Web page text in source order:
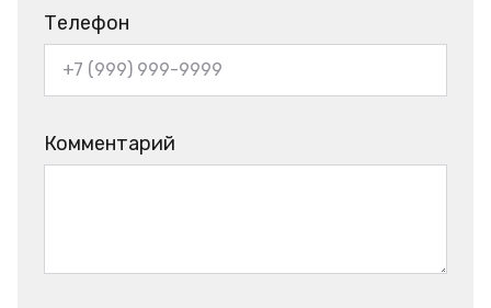
Телефон
Комментарий